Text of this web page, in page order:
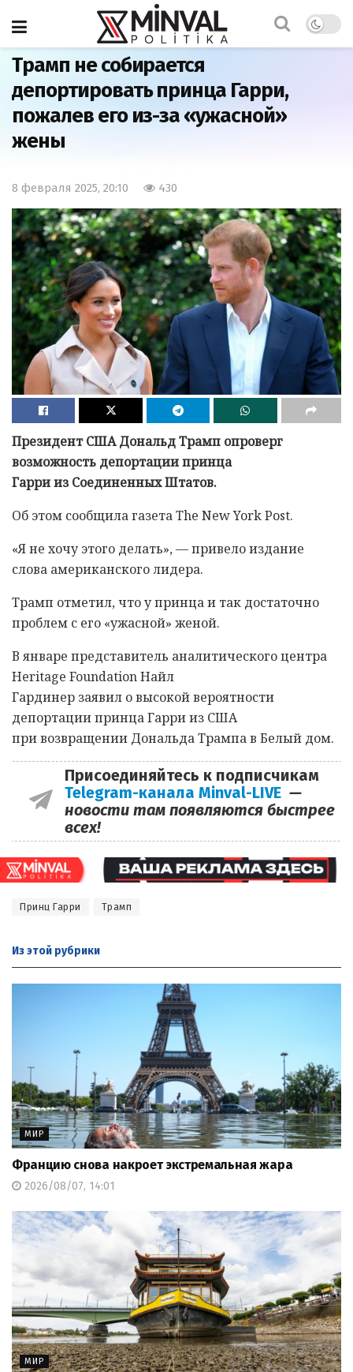
Главная
Трамп не собирается
депортировать принца Гарри,
пожалев его из-за «ужасной»
жены
8 февраля 2025, 20:10 430
Президент США Дональд Трамп опроверг
возможность депортации принца
Гарри из Соединенных Штатов.
Об этом сообщила газета The New York Post.
«Я не хочу этого делать», — привело издание
слова американского лидера.
Трамп отметил, что у принца и так достаточно
проблем с его «ужасной» женой.
В январе представитель аналитического центра
Heritage Foundation Найл
Гардинер заявил о высокой вероятности
депортации принца Гарри из США
при возвращении Дональда Трампа в Белый дом.
Присоединяйтесь к подписчикам
Telegram-канала Minval-LIVE —
новости там появляются быстрее
всех!
Принц Гарри Трамп
Из этой рубрики
МИР
Францию снова накроет экстремальная жара
2026/08/07, 14:01
МИР